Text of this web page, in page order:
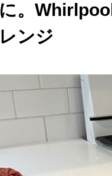
に。
レンジ